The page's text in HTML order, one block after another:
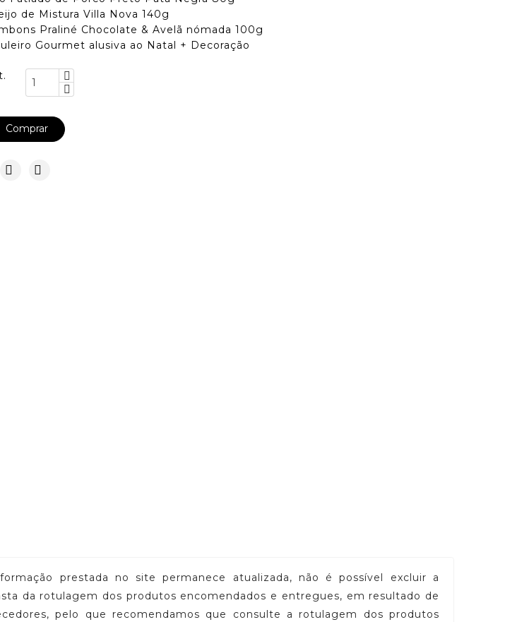
de Mistura Villa Nova 140g
Praliné Chocolate & Avelã nómada 100g
Gourmet alusiva ao Natal + Decoração
Comprar
prestada no site permanece atualizada, não é possível excluir a
da rotulagem dos produtos encomendados e entregues, em resultado de
pelo que recomendamos que consulte a rotulagem dos produtos